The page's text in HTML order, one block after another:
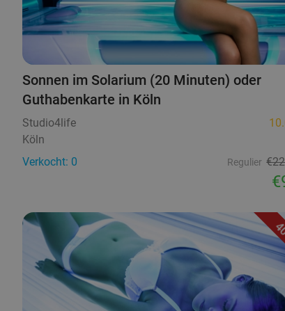
Sonnen im Solarium (20 Minuten) oder
Guthabenkarte in Köln
Studio4life
Köln
Verkocht: 0
Regulier €22